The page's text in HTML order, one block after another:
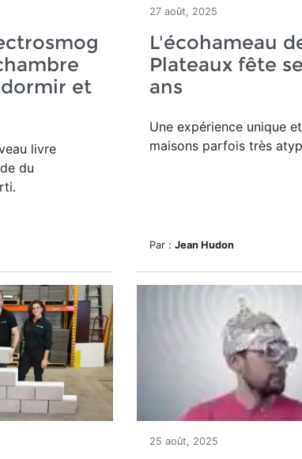
et
livre
du
27 août, 2025
L'écohameau
Plateaux fête
ans
Une expérience unique
maisons parfois très
Par : Jean Hudon
25 août, 2025